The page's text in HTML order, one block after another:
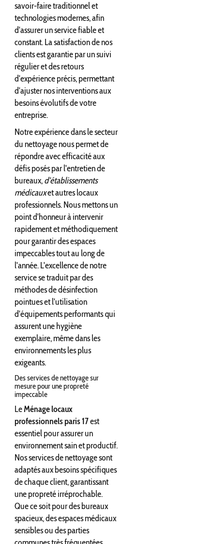
savoir-faire traditionnel et
technologies modernes, afin
d'assurer un service fiable et
constant. La satisfaction de nos
clients est garantie par un suivi
régulier et des retours
d'expérience précis, permettant
d'ajuster nos interventions aux
besoins évolutifs de votre
entreprise.
Notre expérience dans le secteur
du nettoyage nous permet de
répondre avec efficacité aux
défis posés par l'entretien de
bureaux,d'établissements
médicauxet autres locaux
professionnels. Nous mettons un
point d'honneur à intervenir
rapidement et méthodiquement
pour garantir des espaces
impeccables tout au long de
l'année. L'excellence de notre
service se traduit par des
méthodes de désinfection
pointues et l'utilisation
d'équipements performants qui
assurent une hygiène
exemplaire, même dans les
environnements les plus
exigeants.
Des services de nettoyage sur
mesure pour une propreté
impeccable
LeMénage locaux
professionnels paris 17est
essentiel pour assurer un
environnement sain et productif.
Nos services de nettoyage sont
adaptés aux besoins spécifiques
de chaque client, garantissant
une propreté irréprochable.
Que ce soit pour des bureaux
spacieux, des espaces médicaux
sensibles ou des parties